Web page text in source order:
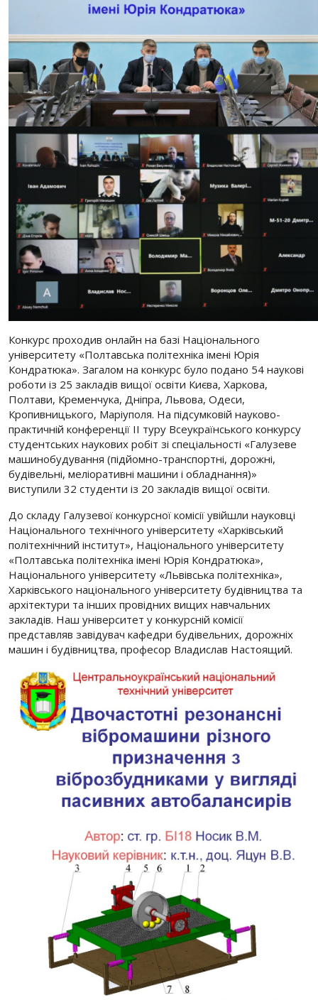
Конкурс проходив онлайн на базі Національного
університету «Полтавська політехніка імені Юрія
Кондратюка». Загалом на конкурс було подано 54 наукові
роботи із 25 закладів вищої освіти Києва, Харкова,
Полтави, Кременчука, Дніпра, Львова, Одеси,
Кропивницького, Маріуполя. На підсумковій науково-
практичній конференції ІІ туру Всеукраїнського конкурсу
студентських наукових робіт зі спеціальності «Галузеве
машинобудування (підйомно-транспортні, дорожні,
будівельні, меліоративні машини і обладнання)»
виступили 32 студенти із 20 закладів вищої освіти.
До складу Галузевої конкурсної комісії увійшли науковці
Національного технічного університету «Харківський
політехнічний інститут», Національного університету
«Полтавська політехніка імені Юрія Кондратюка»,
Національного університету «Львівська політехніка»,
Харківського національного університету будівництва та
архітектури та інших провідних вищих навчальних
закладів. Наш університет у конкурсній комісії
представляв завідувач кафедри будівельних, дорожніх
машин і будівництва, професор Владислав Настоящий.